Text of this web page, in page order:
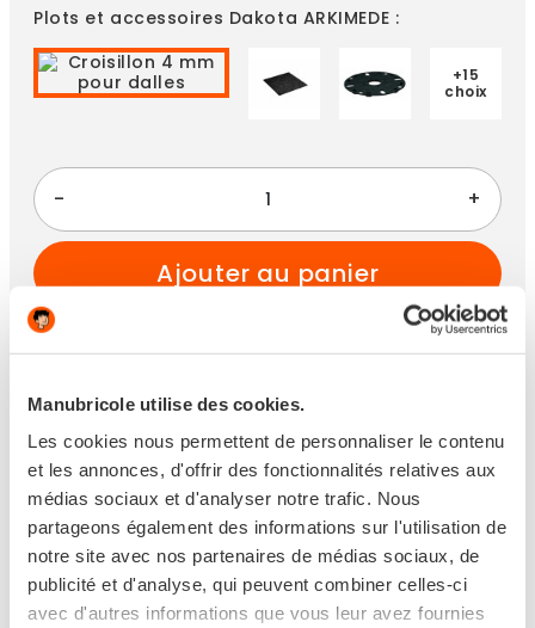
Manubricole utilise des cookies.
Les cookies nous permettent de personnaliser le contenu
et les annonces, d'offrir des fonctionnalités relatives aux
médias sociaux et d'analyser notre trafic. Nous
partageons également des informations sur l'utilisation de
notre site avec nos partenaires de médias sociaux, de
publicité et d'analyse, qui peuvent combiner celles-ci
avec d'autres informations que vous leur avez fournies
Plots et accessoires Dakota ARKIMEDE :
+15
choix
- +
ajouter au panier
Paiement 100% sécurisé
En stock